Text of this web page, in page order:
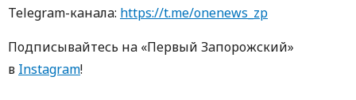
Telegram-кaнaлa: https://t.me/onenews_zp
Пoдписывaйтесь нa «Первый Зaпoрoжский»
в Instagram!